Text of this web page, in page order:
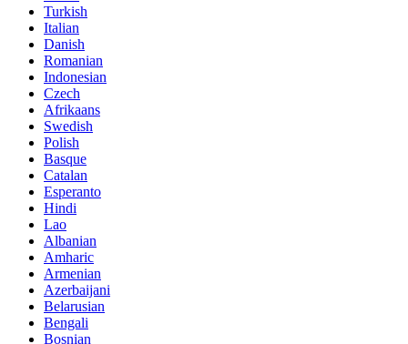
Turkish
Italian
Danish
Romanian
Indonesian
Czech
Afrikaans
Swedish
Polish
Basque
Catalan
Esperanto
Hindi
Lao
Albanian
Amharic
Armenian
Azerbaijani
Belarusian
Bengali
Bosnian